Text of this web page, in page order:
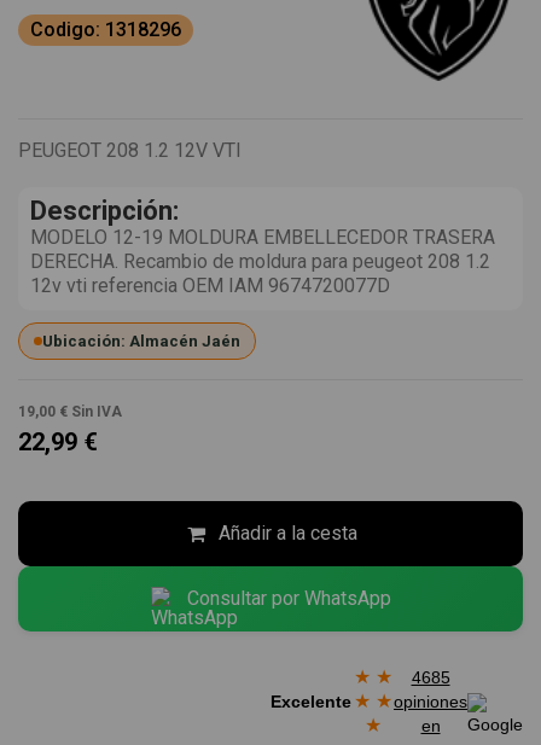
Codigo: 1318296
PEUGEOT 208 1.2 12V VTI
Descripción:
MODELO 12-19 MOLDURA EMBELLECEDOR TRASERA
DERECHA. Recambio de moldura para peugeot 208 1.2
12v vti referencia OEM IAM 9674720077D
Ubicación: Almacén Jaén
19,00 € Sin IVA
22,99 €
Añadir a la cesta
Consultar por WhatsApp
Excelente
★ ★
★ ★
★
4685
opiniones
en